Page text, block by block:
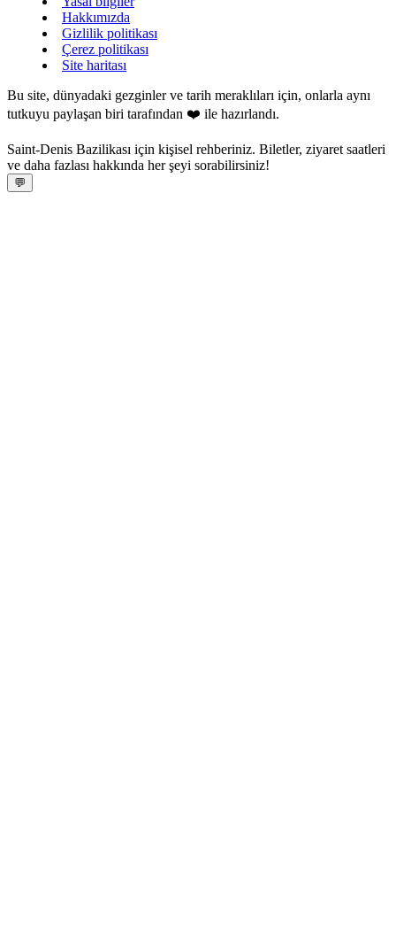
Hakkımızda
Gizlilik politikası
Çerez politikası
Site haritası
Bu site, dünyadaki gezginler ve tarih meraklıları için, onlarla aynı
tutkuyu paylaşan biri tarafından ❤️ ile hazırlandı.
Saint‑Denis Bazilikası için kişisel rehberiniz. Biletler, ziyaret saatleri
ve daha fazlası hakkında her şeyi sorabilirsiniz!
💬